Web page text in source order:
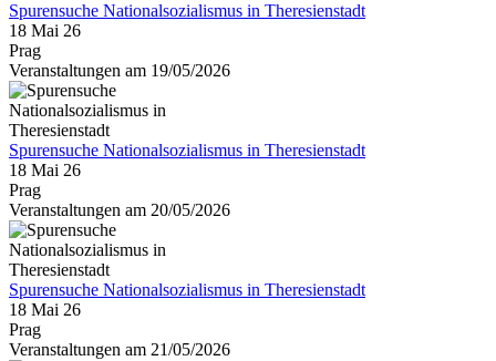
Spurensuche Nationalsozialismus in Theresienstadt
18 Mai 26
Prag
Veranstaltungen am 19/05/2026
Spurensuche Nationalsozialismus in Theresienstadt
18 Mai 26
Prag
Veranstaltungen am 20/05/2026
Spurensuche Nationalsozialismus in Theresienstadt
18 Mai 26
Prag
Veranstaltungen am 21/05/2026